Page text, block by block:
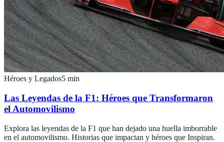
Héroes y Legados5 min
Las Leyendas de la F1: Héroes que Transformaron
el Automovilismo
Explora las leyendas de la F1 que han dejado una huella imborrable
en el automovilismo. Historias que impactan y héroes que Inspiran.